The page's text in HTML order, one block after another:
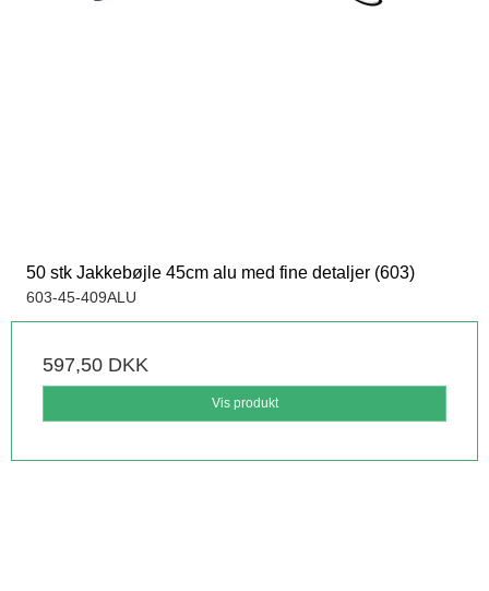
50 stk Jakkebøjle 45cm alu med fine detaljer (603)
603-45-409ALU
597,50 DKK
Vis produkt